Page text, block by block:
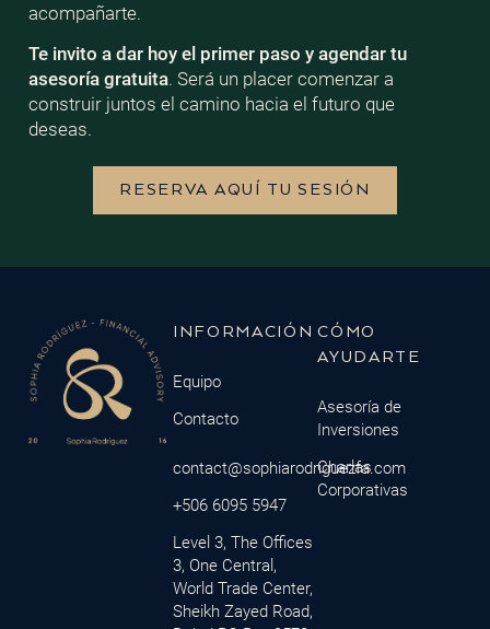
acompañarte.
Te invito a dar hoy el primer paso y agendar tu
asesoría gratuita. Será un placer comenzar a
construir juntos el camino hacia el futuro que
deseas.
RESERVA AQUÍ TU SESIÓN
INFORMACIÓN
Equipo
Contacto
contact@sophiarodriguezfa.com
+506 6095 5947
Level 3, The Offices
3, One Central,
World Trade Center,
Sheikh Zayed Road,
CÓMO
AYUDARTE
Asesoría de
Inversiones
Charlas
Corporativas